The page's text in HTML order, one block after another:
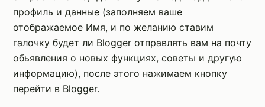
профиль и данные (заполняем ваше
отображаемое Имя, и по желанию ставим
галочку будет ли Blogger отправлять вам на почту
обьявления о новых функциях, советы и другую
информацию), после этого нажимаем кнопку
перейти в Blogger.